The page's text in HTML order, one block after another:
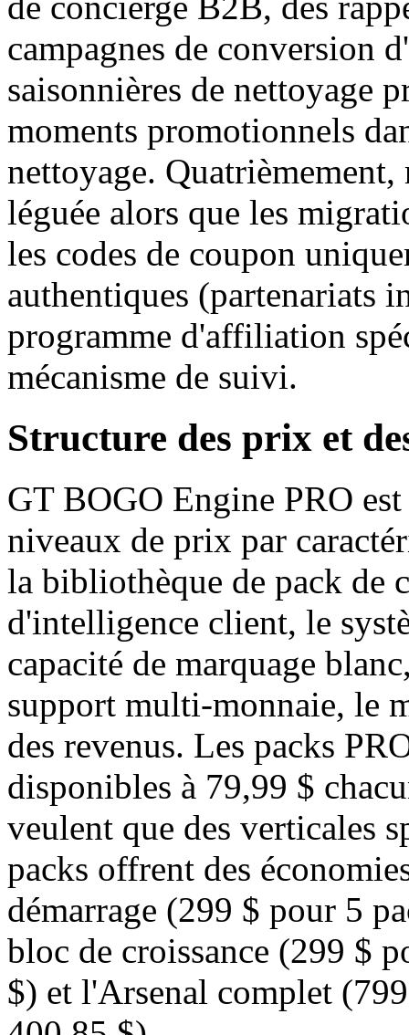
campagnes de conversion
saisonnières de nettoyage
moments promotionnels
nettoyage.
léguée alors que les
les codes de coupon
authentiques (partenariats
programme d'affiliation
mécanisme de suivi.
Structure des prix et
GT BOGO Engine PRO
niveaux de prix par
la bibliothèque de pack de
d'intelligence client, le
capacité de marquage
support multi-monnaie, le
des revenus. Les packs
disponibles à 79,99 $
veulent que des verticales
packs offrent des
démarrage (299 $ pour 5
bloc de croissance (299 $
$) et l'Arsenal complet